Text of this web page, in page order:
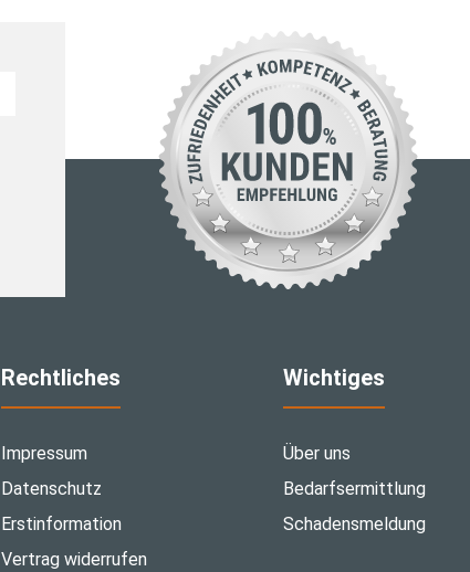
Rechtliches
Impressum
Datenschutz
Erstinformation
Vertrag widerrufen
Wichtiges
Über uns
Bedarfsermittlung
Schadensmeldung